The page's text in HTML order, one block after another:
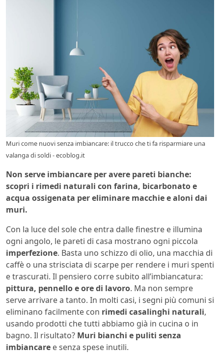
Muri come nuovi senza imbiancare: il trucco che ti fa risparmiare una
valanga di soldi - ecoblog.it
Non serve imbiancare per avere pareti bianche:
scopri i rimedi naturali con farina, bicarbonato e
acqua ossigenata per eliminare macchie e aloni dai
muri.
Con la luce del sole che entra dalle finestre e illumina
ogni angolo, le pareti di casa mostrano ogni piccola
imperfezione. Basta uno schizzo di olio, una macchia di
caffè o una strisciata di scarpe per rendere i muri spenti
e trascurati. Il pensiero corre subito all’imbiancatura:
pittura, pennello e ore di lavoro. Ma non sempre
serve arrivare a tanto. In molti casi, i segni più comuni si
eliminano facilmente con rimedi casalinghi naturali,
usando prodotti che tutti abbiamo già in cucina o in
bagno. Il risultato? Muri bianchi e puliti senza
imbiancare e senza spese inutili.